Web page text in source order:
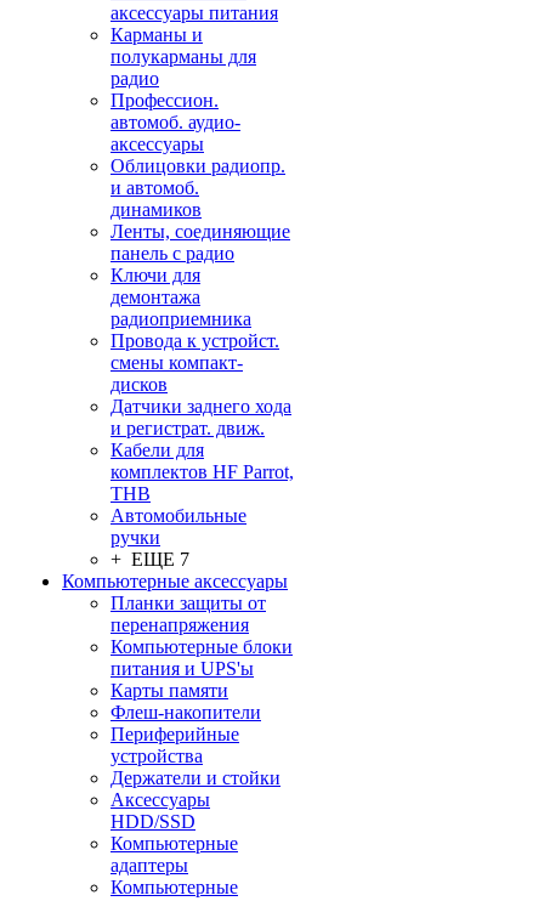
аксессуары питания
Карманы и
полукарманы для
радио
Профессион.
автомоб. аудио-
аксессуары
Облицовки радиопр.
и автомоб.
динамиков
Ленты, соединяющие
панель с радио
Ключи для
демонтажа
радиоприемника
Провода к устройст.
смены компакт-
дисков
Датчики заднего хода
и регистрат. движ.
Кабели для
комплектов HF Parrot,
THB
Автомобильные
ручки
+ ЕЩЕ 7
Компьютерные аксессуары
Планки защиты от
перенапряжения
Компьютерные блоки
питания и UPS'ы
Карты памяти
Флеш-накопители
Периферийные
устройства
Держатели и стойки
Аксессуары
HDD/SSD
Компьютерные
адаптеры
Компьютерные